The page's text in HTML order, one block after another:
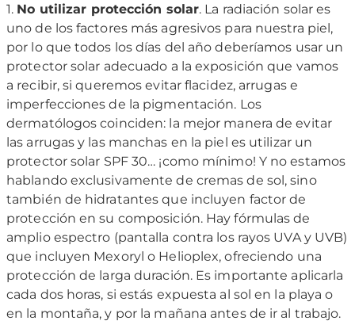
1. No utilizar protección solar. La radiación solar es
uno de los factores más agresivos para nuestra piel,
por lo que todos los días del año deberíamos usar un
protector solar adecuado a la exposición que vamos
a recibir, si queremos evitar flacidez, arrugas e
imperfecciones de la pigmentación. Los
dermatólogos coinciden: la mejor manera de evitar
las arrugas y las manchas en la piel es utilizar un
protector solar SPF 30… ¡como mínimo! Y no estamos
hablando exclusivamente de cremas de sol, sino
también de hidratantes que incluyen factor de
protección en su composición. Hay fórmulas de
amplio espectro (pantalla contra los rayos UVA y UVB)
que incluyen Mexoryl o Helioplex, ofreciendo una
protección de larga duración. Es importante aplicarla
cada dos horas, si estás expuesta al sol en la playa o
en la montaña, y por la mañana antes de ir al trabajo.